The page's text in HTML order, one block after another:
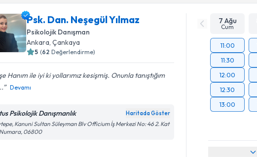
Psk. Dan. Neşegül Yılmaz
Psikolojik Danışman
Ankara, Çankaya
5 (62 Değerlendirme)
Hanım ile iyi ki yollarımız kesişmiş. Onunla tanıştığım
Devamı
Psikolojik Danışmanlık Haritada Göster
Kanuni Sultan Süleyman Blv Officium İş Merkezi No: 46 2. Kat
06800
7 Ağu
Cum
11:00
11:30
12:00
12:30
13:00